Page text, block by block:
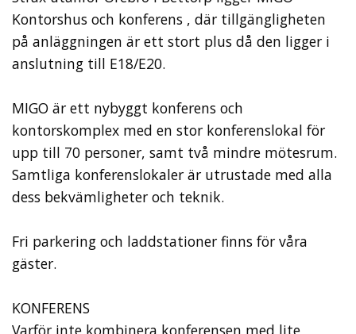
Kontorshus och konferens , där tillgängligheten
på anläggningen är ett stort plus då den ligger i
anslutning till E18/E20.
MIGO är ett nybyggt konferens och
kontorskomplex med en stor konferenslokal för
upp till 70 personer, samt två mindre mötesrum.
Samtliga konferenslokaler är utrustade med alla
dess bekvämligheter och teknik.
Fri parkering och laddstationer finns för våra
gäster.
KONFERENS